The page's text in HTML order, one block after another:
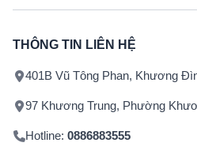
THÔNG TIN LIÊN HỆ
401B Vũ Tông Phan, Khương
97 Khương Trung, Phường
Hotline: 0886883555